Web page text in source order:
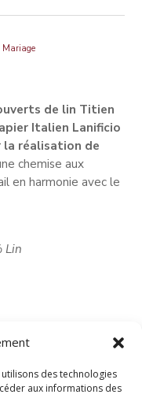
des technologies
aux informations des
Mariage
de lin Titien
Italien Lanificio
réalisation de
chemise aux
en harmonie avec le
3V